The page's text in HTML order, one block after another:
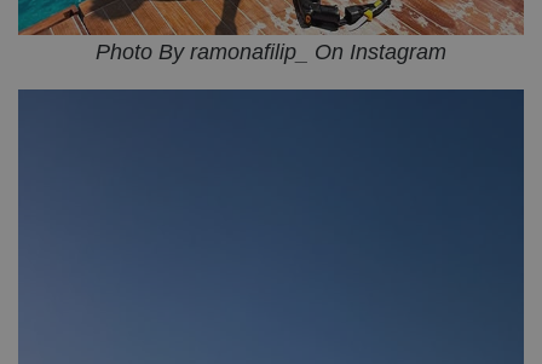
Photo By ramonafilip_ On Instagram